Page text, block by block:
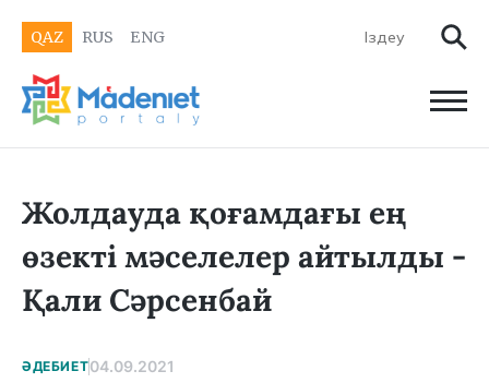
QAZ RUS ENG
Жолдауда қоғамдағы ең
өзекті мәселелер айтылды -
Қали Сәрсенбай
ӘДЕБИЕТ04.09.2021